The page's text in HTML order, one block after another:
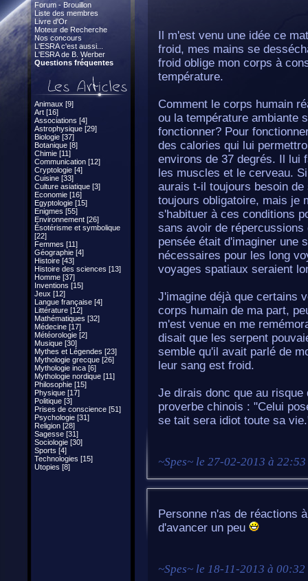
Forum - Brouillon
Liste des membres
Livre d'Or
Moteur de Recherche
Nos concours
L'ESRA c'est aussi...
L'ESRA de B. Werber
Questions fréquentes
Animaux [9]
Art [16]
Associations [4]
Astrophysique [29]
Biologie [37]
Botanique [8]
Chimie [11]
Communication [12]
Cryptologie [4]
Cuisine [33]
Culture asiatique [3]
Economie [16]
Egyptologie [15]
Enigmes [55]
Environnement [26]
Ésotérisme et symbolique
[22]
Femmes [11]
Géographie [4]
Histoire [43]
Histoire des sciences [13]
Homme [37]
Inventions [15]
Jeux [12]
Langue française [4]
Littérature [12]
Mathématiques [32]
Médecine [17]
Météorologie [2]
Musique [30]
Mythes et Légendes [23]
Mythologie grecque [26]
Mythologie inca [6]
Mythologie nordique [11]
Philosophie [15]
Physique [17]
Politique [3]
Prises de conscience [51]
Psychologie [31]
Religion [28]
Sagesse [31]
Sociologie [30]
Sports [4]
Technologies [15]
Utopies [8]
Il m'est venu une idée ce
froid, mes mains se
froid oblige mon corps à
température.
Comment le corps humain
ou la température ambiante
fonctionner? Pour
des calories qui lui
environs de 37 degrés. Il lui
les muscles et le cerveau.
aurais t-il toujours besoin
toujours obligatoire, mais je
s'habituer à ces conditions
sans avoir de
pensée était d'imaginer une
nécessaires pour les long
voyages spatiaux seraient
J'imagine déjà que certains
corps humain de ma part,
m'est venue en me
disait que les serpent
semble qu'il avait parlé de
leur sang est froid.
Je dirais donc que au
proverbe chinois : "Celui
se tait sera idiot toute sa
~Spes~ le 27-02-2013 à 22:53
Personne n'as de réactions
d'avancer un peu
~Spes~ le 18-11-2013 à 00:32